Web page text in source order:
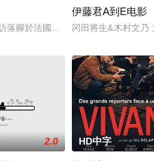
落腳於法國小山村四十餘年的好友
伊藤君A到E电影
冈田将生&木村文乃
2.0 HD中字